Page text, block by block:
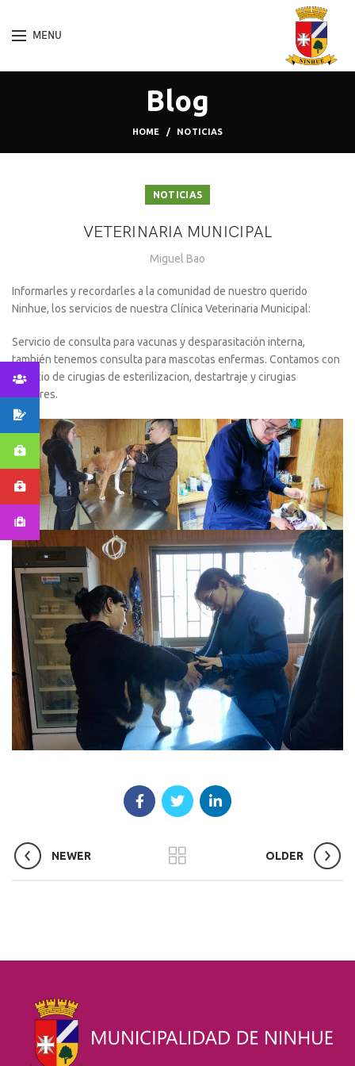
MENU
Blog
HOME NOTICIAS
NOTICIAS
VETERINARIA MUNICIPAL
Miguel Bao
Informarles y recordarles a la comunidad de nuestro querido
Ninhue, los servicios de nuestra Clínica Veterinaria Municipal:
Servicio de consulta para vacunas y desparasitación interna,
también tenemos consulta para mascotas enfermas. Contamos con
servicio de cirugias de esterilizacion, destartraje y cirugias
menores.
NEWER OLDER